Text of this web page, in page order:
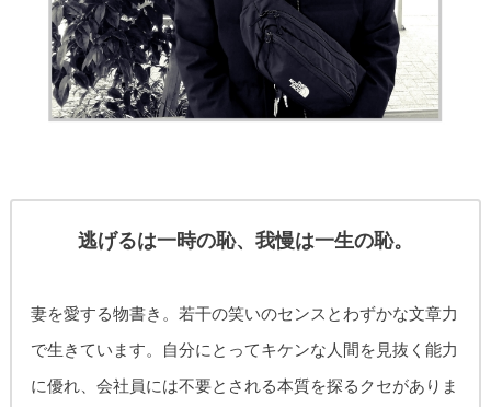
逃げるは一時の恥、我慢は一生の恥。
妻を愛する物書き。 若干の笑いのセンスとわずかな文章力
で生きています。自分にとってキケンな人間を見抜く能力
に優れ、会社員には不要とされる本質を探るクセがありま